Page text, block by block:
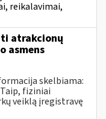
reikalavimai,
atrakcionų
asmens
skelbiama:
fiziniai
veiklą įregistravę